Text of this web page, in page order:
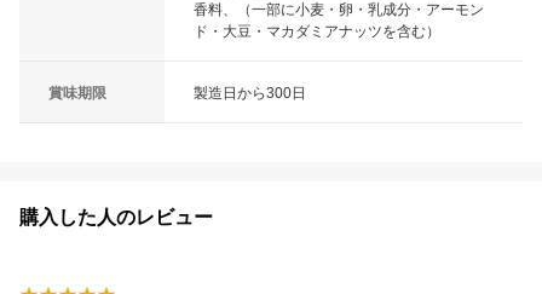
香料、（一部に小麦・卵・乳成分・アーモン
ド・大豆・マカダミアナッツを含む）
賞味期限 製造日から300日
購入した人のレビュー